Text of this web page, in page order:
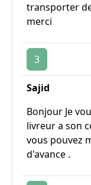
transporter
merci
3
Sajid
Bonjour Je
livreur a son
vous pouvez
d'avance .